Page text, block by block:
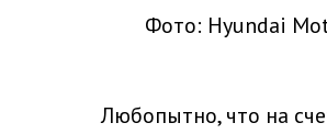
Фото: Hyundai
Любопытно, что на